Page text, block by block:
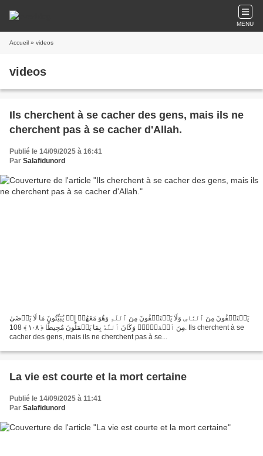
MENU
Accueil » videos
videos
Ils cherchent à se cacher des gens, mais ils ne
cherchent pas à se cacher d'Allah.
Publié le 14/09/2025 à 16:41
Par Salafidunord
یَسۡتَخۡفُونَ مِنَ ٱلنَّاسِ وَلَا یَسۡتَخۡفُونَ مِنَ ٱللَّهِ وَهُوَ مَعَهُمۡ إِذۡ یُبَیِّتُونَ مَا لَا یَرۡضَىٰ
مِنَ ٱلۡقَوۡلِۚ وَكَانَ ٱللَّهُ بِمَا یَعۡمَلُونَ مُحِیطًا ﴿ ١٠٨ ﴾ 108. Ils cherchent à se
cacher des gens, mais ils ne cherchent pas à se...
La vie est courte et la mort certaine
Publié le 14/09/2025 à 11:41
Par Salafidunord